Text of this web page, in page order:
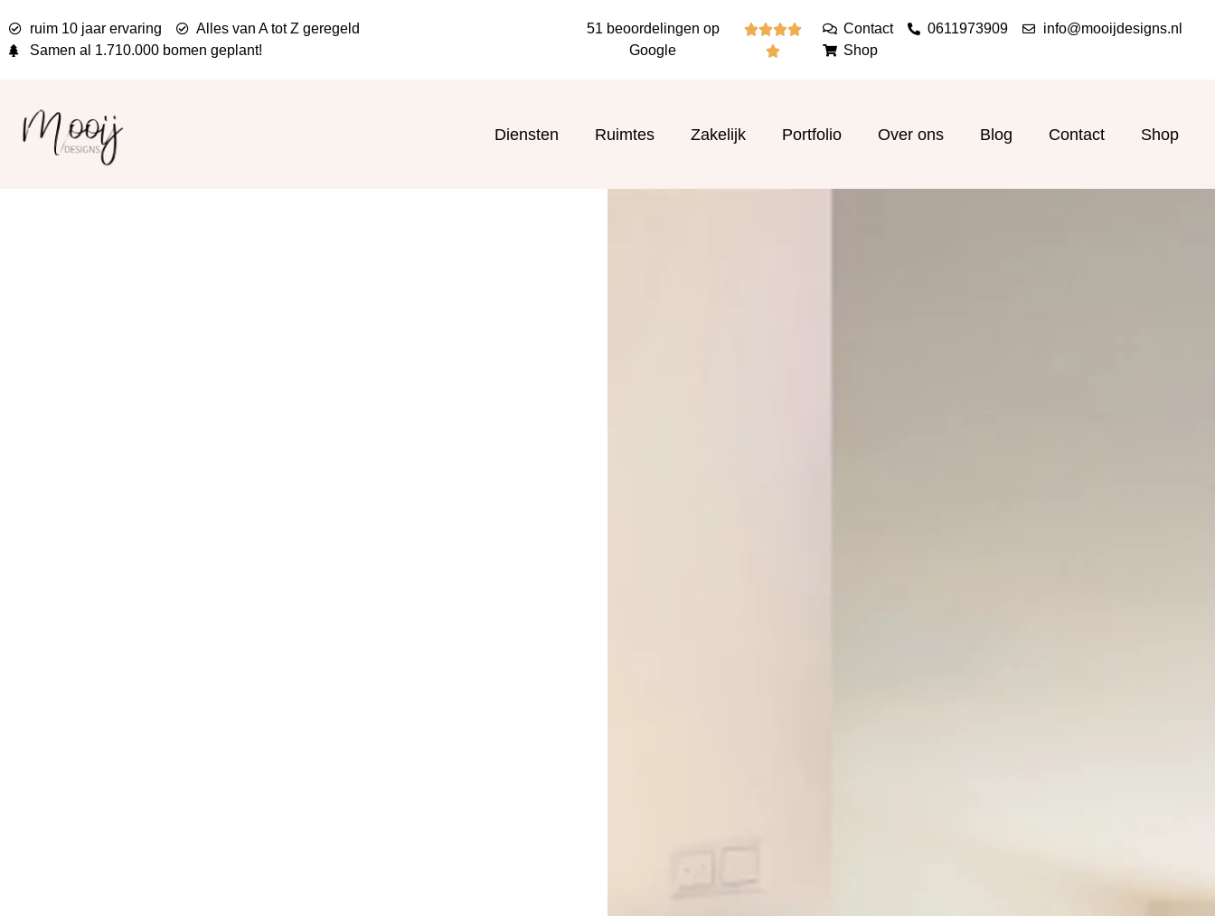
ruim 10 jaar ervaring
Alles van A tot Z geregeld
Samen al 1.710.000 bomen geplant!
51 beoordelingen op
Google


Contact 0611973909
info@mooijdesigns.nl
Shop
Diensten Ruimtes Zakelijk Portfolio Over ons Blog Contact Shop